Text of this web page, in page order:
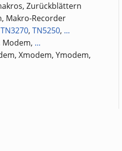
Zurückblättern
Makro-Recorder
TN3270, TN5250, ...
Modem, ...
Xmodem, Ymodem,